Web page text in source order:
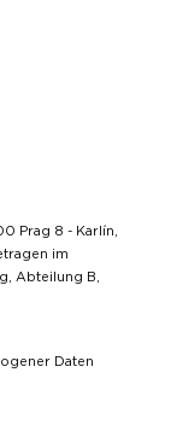
Prag 8 - Karlín,
im
Abteilung B,
Daten